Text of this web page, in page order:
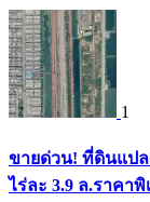
1
ขายด่วน! ที่ดินแปล
ไร่ละ 3.9 ล.ราคาพิ